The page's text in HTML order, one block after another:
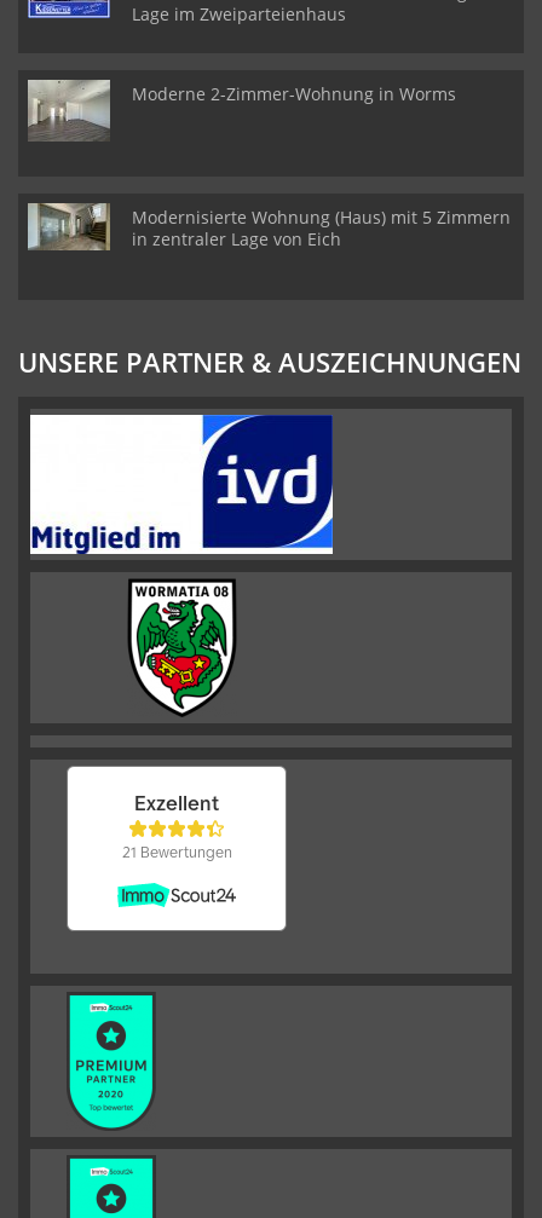
Lage im Zweiparteienhaus
Moderne 2-Zimmer-Wohnung in Worms
Modernisierte Wohnung (Haus) mit 5 Zimmern
in zentraler Lage von Eich
UNSERE PARTNER & AUSZEICHNUNGEN